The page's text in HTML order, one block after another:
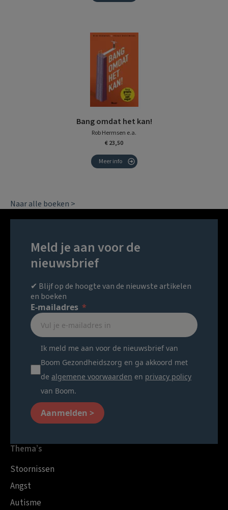
Bang omdat het kan!
Rob Hermsen e.a.
€ 23,50
Meer info
Naar alle boeken >
Meld je aan voor de
nieuwsbrief
✔ Blijf op de hoogte van de nieuwste artikelen
en boeken
E-mailadres
Ik meld me aan voor de nieuwsbrief van
Boom Gezondheidszorg en ga akkoord met
de algemene voorwaarden en privacy policy
van Boom.
Aanmelden >
Thema’s
Stoornissen
Angst
Autisme